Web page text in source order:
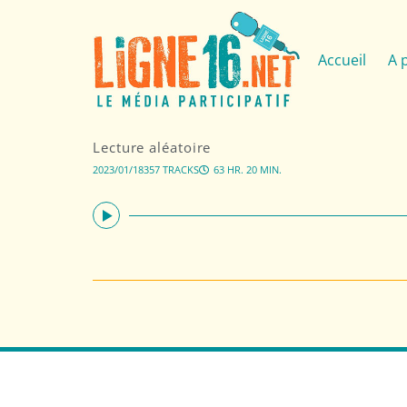
Accueil A
Lecture aléatoire
2023/01/18357 TRACKS 63 HR. 20 MIN.